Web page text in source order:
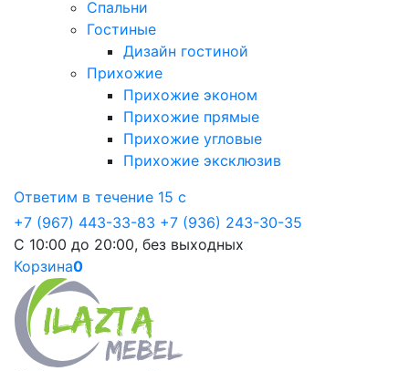
Спальни
Гостиные
Дизайн гостиной
Прихожие
Прихожие эконом
Прихожие прямые
Прихожие угловые
Прихожие эксклюзив
Ответим в течение 15 с
+7 (967) 443-33-83 +7 (936) 243-30-35
С 10:00 до 20:00, без выходных
Корзина0